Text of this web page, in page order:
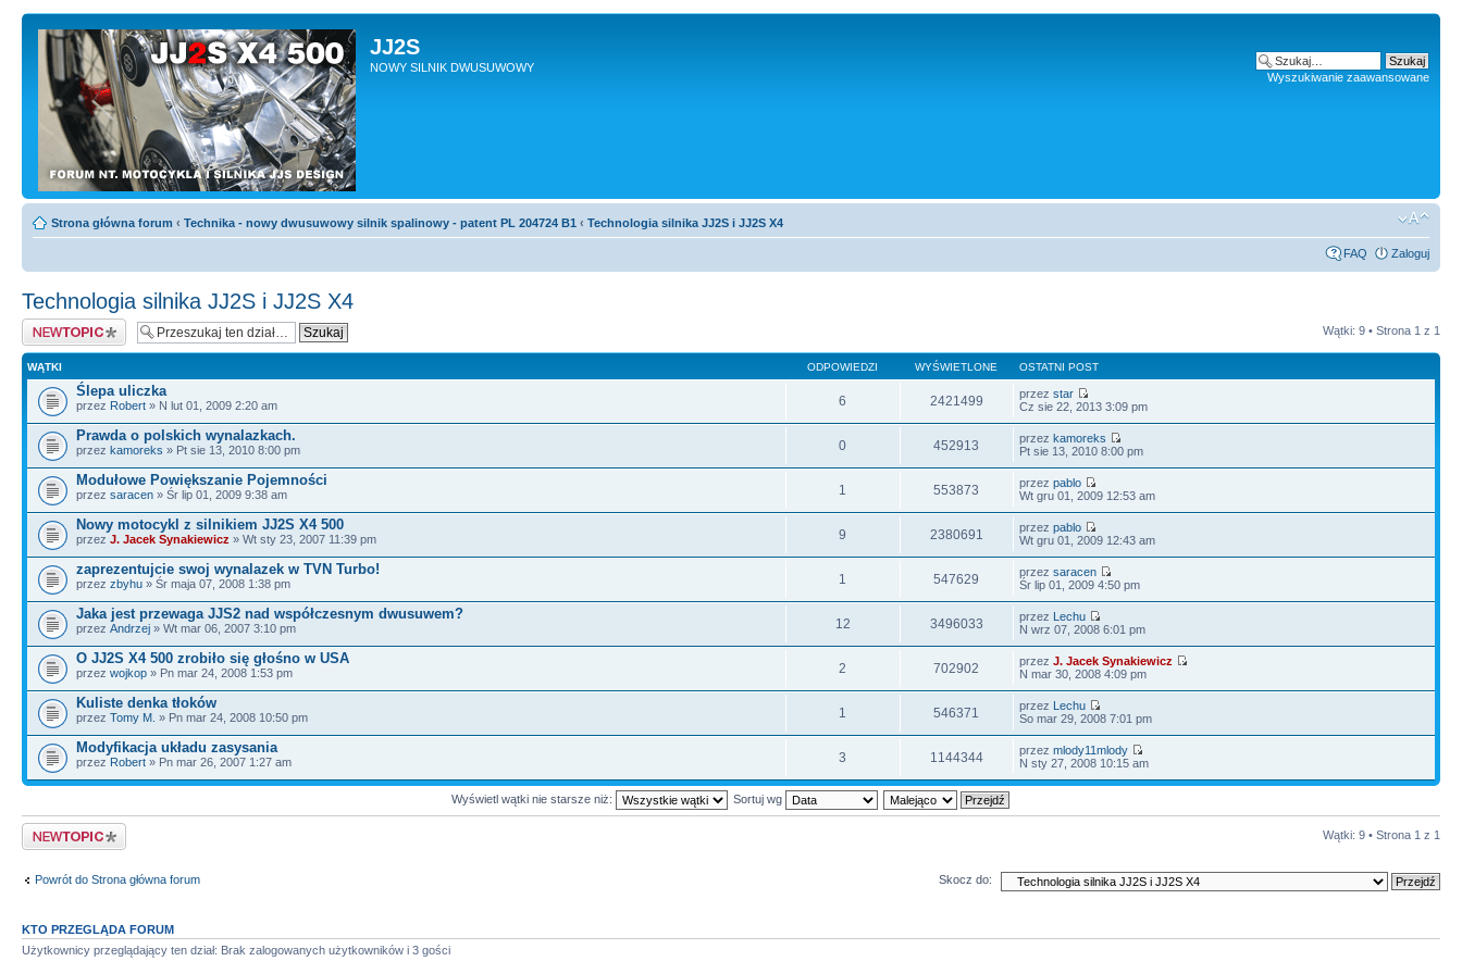
JJ2S
NOWY SILNIK DWUSUWOWY
Wyszukiwanie zaawansowane
Strona główna forum ‹ Technika - nowy dwusuwowy silnik spalinowy - patent PL 204724 B1 ‹ Technologia silnika JJ2S i JJ2S X4
FAQ Zaloguj
Technologia silnika JJ2S i JJ2S X4
Napisz wątek Wątki: 9 • Strona 1 z 1
WĄTKI ODPOWIEDZI WYŚWIETLONE OSTATNI POST
Ślepa uliczka
przez Robert » N lut 01, 2009 2:20 am 6 2421499 przezstar
Cz sie 22, 2013 3:09 pm
Prawda o polskich wynalazkach.
przez kamoreks » Pt sie 13, 2010 8:00 pm 0 452913 przezkamoreks
Pt sie 13, 2010 8:00 pm
Modułowe Powiększanie Pojemności
przez saracen » Śr lip 01, 2009 9:38 am 1 553873 przezpablo
Wt gru 01, 2009 12:53 am
Nowy motocykl z silnikiem JJ2S X4 500
przez J. Jacek Synakiewicz » Wt sty 23, 2007 11:39 pm 9 2380691 przezpablo
Wt gru 01, 2009 12:43 am
zaprezentujcie swoj wynalazek w TVN Turbo!
przez zbyhu » Śr maja 07, 2008 1:38 pm 1 547629 przezsaracen
Śr lip 01, 2009 4:50 pm
Jaka jest przewaga JJS2 nad współczesnym dwusuwem?
przez Andrzej » Wt mar 06, 2007 3:10 pm 12 3496033 przez Lechu
N wrz 07, 2008 6:01 pm
O JJ2S X4 500 zrobiło się głośno w USA
przez wojkop » Pn mar 24, 2008 1:53 pm 2 702902 przezJ. Jacek Synakiewicz
N mar 30, 2008 4:09 pm
Kuliste denka tłoków
przez Tomy M. » Pn mar 24, 2008 10:50 pm 1 546371 przez Lechu
So mar 29, 2008 7:01 pm
Modyfikacja układu zasysania
przez Robert » Pn mar 26, 2007 1:27 am 3 1144344 przezmlody11mlody
N sty 27, 2008 10:15 am
Wyświetl wątki nie starsze niż: Sortuj wg
Napisz wątek Wątki: 9 • Strona 1 z 1
Powrót do Strona główna forum Skocz do:
KTO PRZEGLĄDA FORUM
Użytkownicy przeglądający ten dział: Brak zalogowanych użytkowników i 3 gości